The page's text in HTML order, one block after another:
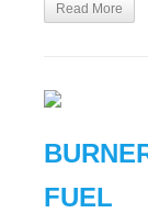
Read More
FUEL